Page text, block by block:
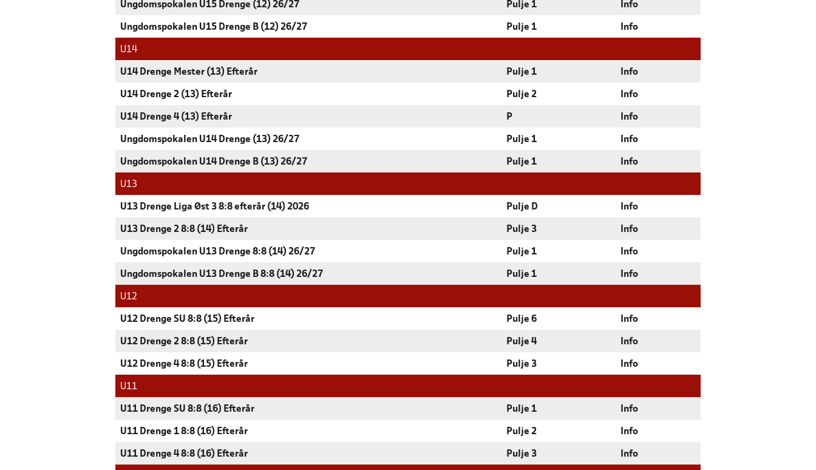
Ungdomspokalen U15 Drenge (12) 26/27 Pulje 1 Info
Ungdomspokalen U15 Drenge B (12) 26/27 Pulje 1 Info
U14
U14 Drenge Mester (13) Efterår Pulje 1 Info
U14 Drenge 2 (13) Efterår Pulje 2 Info
U14 Drenge 4 (13) Efterår P Info
Ungdomspokalen U14 Drenge (13) 26/27 Pulje 1 Info
Ungdomspokalen U14 Drenge B (13) 26/27 Pulje 1 Info
U13
U13 Drenge Liga Øst 3 8:8 efterår (14) 2026 Pulje D Info
U13 Drenge 2 8:8 (14) Efterår Pulje 3 Info
Ungdomspokalen U13 Drenge 8:8 (14) 26/27 Pulje 1 Info
Ungdomspokalen U13 Drenge B 8:8 (14) 26/27 Pulje 1 Info
U12
U12 Drenge SU 8:8 (15) Efterår Pulje 6 Info
U12 Drenge 2 8:8 (15) Efterår Pulje 4 Info
U12 Drenge 4 8:8 (15) Efterår Pulje 3 Info
U11
U11 Drenge SU 8:8 (16) Efterår Pulje 1 Info
U11 Drenge 1 8:8 (16) Efterår Pulje 2 Info
U11 Drenge 4 8:8 (16) Efterår Pulje 3 Info